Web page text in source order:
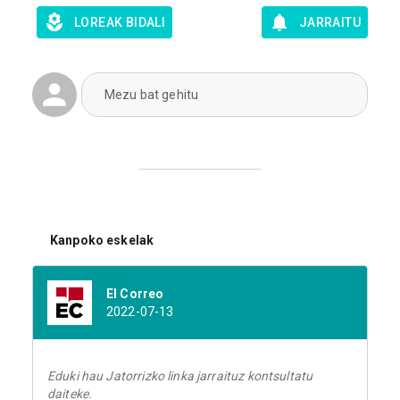
LOREAK BIDALI JARRAITU
Mezu bat gehitu
Kanpoko eskelak
El Correo
2022-07-13
Eduki hau Jatorrizko linka jarraituz kontsultatu
daiteke.